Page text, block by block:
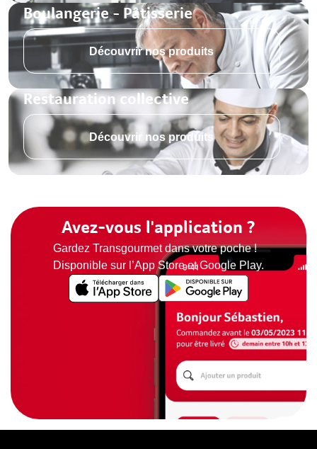
Boulangerie - Pâtisserie
Découvrir nos produits
Restauration collective
Découvrir nos produits
Avez-vous l'application ?
Gardez Transgourmet dans votre poche !
Disponible sur l’App Store et Google Play.